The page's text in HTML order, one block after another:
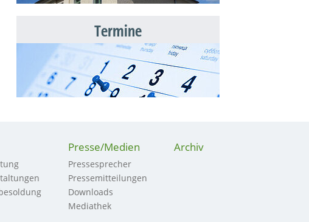
Termine
Presse/Medien
Pressesprecher
Pressemitteilungen
Downloads
Mediathek
Archiv